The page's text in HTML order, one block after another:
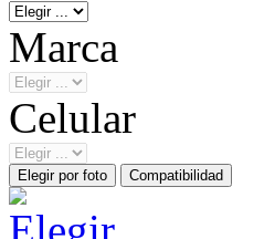
Marca
Celular